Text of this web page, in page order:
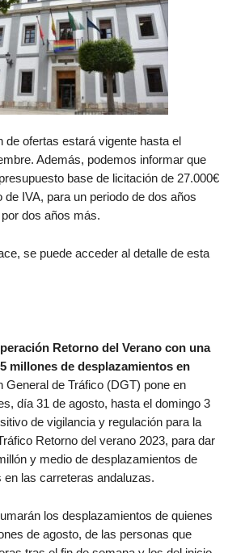
de ofertas estará vigente hasta el
Además, podemos informar que
base de licitación de 27.000€
IVA, para un periodo de dos años
dos años más.
se puede acceder al detalle de esta
Retorno del Verano con una
millones de desplazamientos en
General de Tráfico (DGT) pone en
día 31 de agosto, hasta el domingo 3
de vigilancia y regulación para la
Retorno del verano 2023, para dar
y medio de desplazamientos de
las carreteras andaluzas.
los desplazamientos de quienes
de agosto, de las personas que